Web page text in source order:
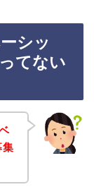
シッ
てない
集